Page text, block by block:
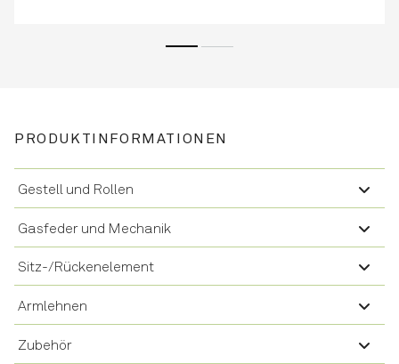
PRODUKTINFORMATIONEN
Gestell und Rollen
Gasfeder und Mechanik
Sitz-/Rückenelement
Armlehnen
Zubehör